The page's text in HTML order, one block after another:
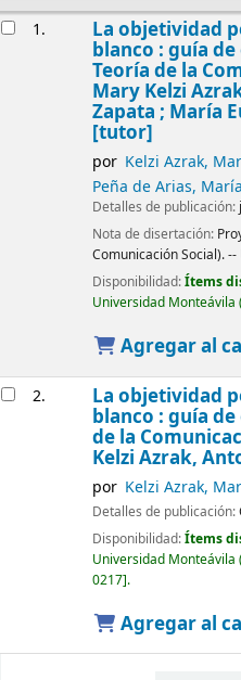
1. La objetividad
blanco : guía
Teoría de la
Mary Kelzi
Zapata ; María
[tutor]
por Kelzi Azrak,
Peña de Arias,
Detalles de publicación:
Nota de disertación:
Comunicación Social).
Disponibilidad:Ítems
Universidad Monteávila
Agregar al
2. La objetividad
blanco : guía
de la
Kelzi Azrak,
por Kelzi Azrak,
Detalles de publicación:
Disponibilidad:Ítems
Universidad Monteávila
0217 .
Agregar al